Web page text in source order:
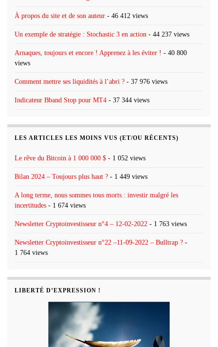
À propos du site et de son auteur - 46 412 views
Un exemple de stratégie : Stochastic 3 en action - 44 237 views
Arnaques, toujours et encore ! Apprenez à les éviter ! - 40 800
views
Comment mettre ses liquidités à l’abri ? - 37 976 views
Indicateur Bband Stop pour MT4 - 37 344 views
LES ARTICLES LES MOINS VUS (ET/OU RÉCENTS)
Le rêve du Bitcoin à 1 000 000 $ - 1 052 views
Bilan 2024 – Toujours plus haut ? - 1 449 views
A long terme, nous sommes tous morts : investir malgré les
incertitudes - 1 674 views
Newsletter Cryptoinvestisseur n°4 – 12-02-2022 - 1 763 views
Newsletter Cryptoinvestisseur n°22 –11-09-2022 – Bulltrap ? -
1 764 views
LIBERTÉ D’EXPRESSION !